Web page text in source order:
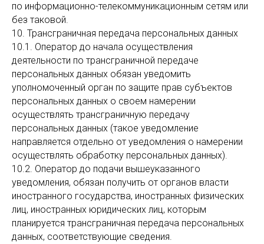
по информационно-телекоммуникационным сетям или
без таковой.
10. Трансграничная передача персональных данных
10.1. Оператор до начала осуществления
деятельности по трансграничной передаче
персональных данных обязан уведомить
уполномоченный орган по защите прав субъектов
персональных данных о своем намерении
осуществлять трансграничную передачу
персональных данных (такое уведомление
направляется отдельно от уведомления о намерении
осуществлять обработку персональных данных).
10.2. Оператор до подачи вышеуказанного
уведомления, обязан получить от органов власти
иностранного государства, иностранных физических
лиц, иностранных юридических лиц, которым
планируется трансграничная передача персональных
данных, соответствующие сведения.